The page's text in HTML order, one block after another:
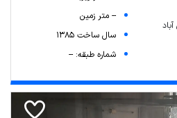
-- متر زمین
سال ساخت 1385
شماره طبقه: --